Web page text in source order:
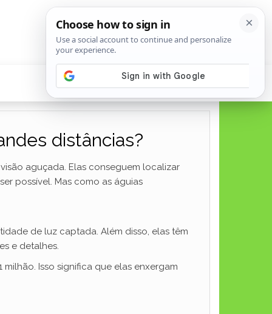
distâncias?
aguçada. Elas conseguem localizar
possível. Mas como as águias
de luz captada. Além disso, elas têm
e detalhes.
Isso significa que elas enxergam